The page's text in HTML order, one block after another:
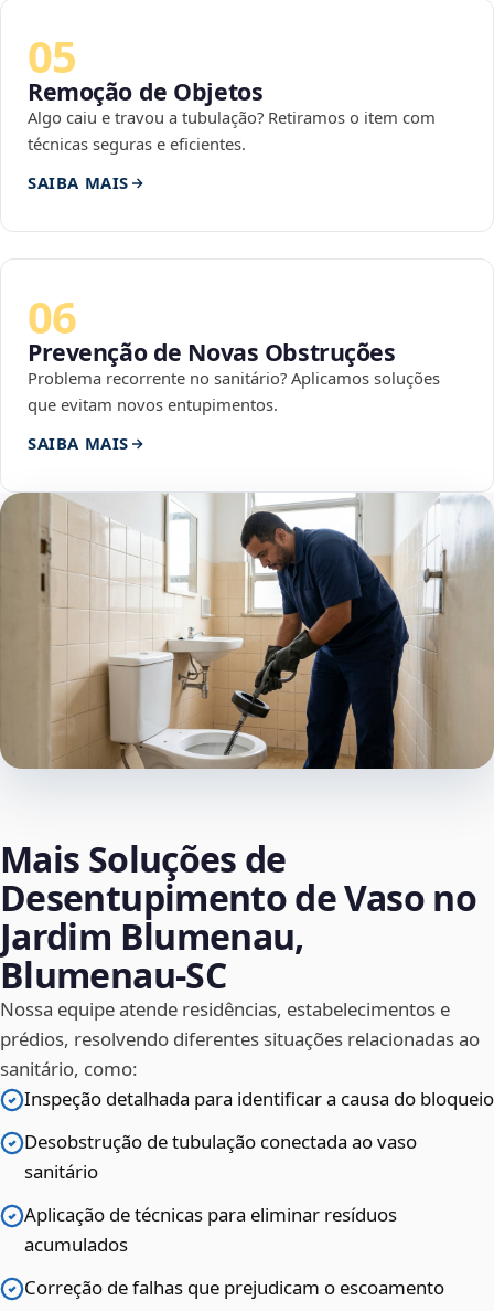
05
Remoção de Objetos
Algo caiu e travou a tubulação? Retiramos o item com
técnicas seguras e eficientes.
SAIBA MAIS
06
Prevenção de Novas Obstruções
Problema recorrente no sanitário? Aplicamos soluções
que evitam novos entupimentos.
SAIBA MAIS
Mais Soluções de
Desentupimento de Vaso no
Jardim Blumenau,
Blumenau‑SC
Nossa equipe atende residências, estabelecimentos e
prédios, resolvendo diferentes situações relacionadas ao
sanitário, como:
Inspeção detalhada para identificar a causa do bloqueio
Desobstrução de tubulação conectada ao vaso
sanitário
Aplicação de técnicas para eliminar resíduos
acumulados
Correção de falhas que prejudicam o escoamento